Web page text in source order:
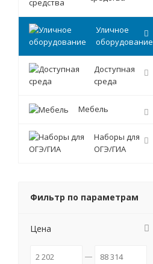
Уличное
оборудование
Доступная
среда
Мебель
Наборы для
ОГЭ/ГИА
Фильтр по параметрам
Цена